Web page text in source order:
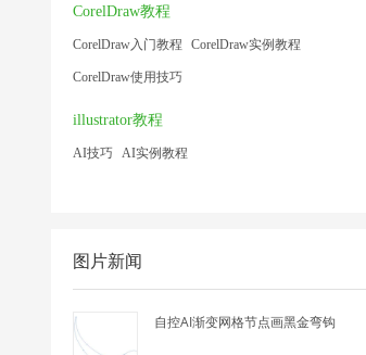
CorelDraw教程
CorelDraw入门教程 CorelDraw实例教程
CorelDraw使用技巧
illustrator教程
AI技巧 AI实例教程
图片新闻
自控AI渐变网格节点画黑金弯钩